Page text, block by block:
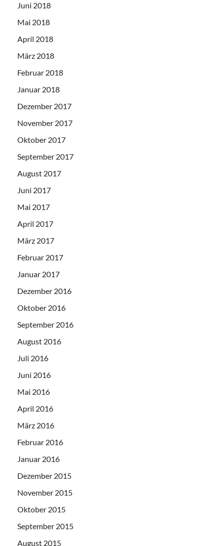
Juni 2018
Mai 2018
April 2018
März 2018
Februar 2018
Januar 2018
Dezember 2017
November 2017
Oktober 2017
September 2017
August 2017
Juni 2017
Mai 2017
April 2017
März 2017
Februar 2017
Januar 2017
Dezember 2016
Oktober 2016
September 2016
August 2016
Juli 2016
Juni 2016
Mai 2016
April 2016
März 2016
Februar 2016
Januar 2016
Dezember 2015
November 2015
Oktober 2015
September 2015
August 2015